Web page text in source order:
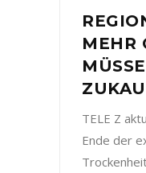
MEHR
TELE Z
Ende der